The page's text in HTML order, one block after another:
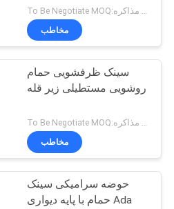
توالت یک
توالت
19
مخاطب
سینک ظرفشویی حمام
روشویی مستطیلی زیر قله
To Be Negotiate MOQ:برای مذاکره
مخاطب
حوضه سرامیکی سینک
حمام با پایه دیواری Ada